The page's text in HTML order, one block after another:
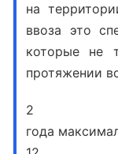
на
ввоза это
которые не
протяжении
2
года